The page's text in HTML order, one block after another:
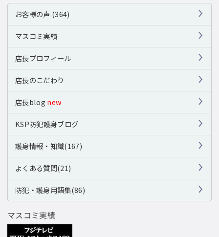
お客様の声 (364)
マスコミ実績
店長プロフィール
店長のこだわり
店長blog new
KSP防犯護身ブログ
護身情報・知識(167)
よくある質問(21)
防犯・護身用語集(86)
マスコミ実績